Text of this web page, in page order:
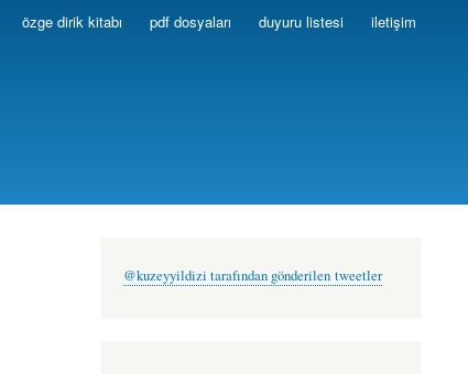
özge dirik kitabı pdf dosyaları duyuru listesi iletişim
@kuzeyyildizi tarafından gönderilen tweetler